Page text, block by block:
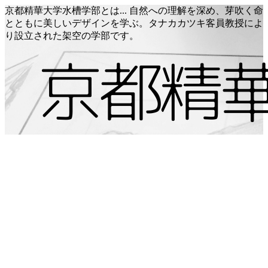
京都精華大学水槽学部とは... 自然への理解を深め、芽吹く命
とともに美しいデザインを学ぶ。タナカカツキ客員教授によ
り設立された架空の学部です。